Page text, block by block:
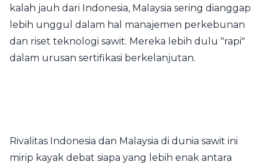
kalah jauh dari Indonesia, Malaysia sering dianggap
lebih unggul dalam hal manajemen perkebunan
dan riset teknologi sawit. Mereka lebih dulu "rapi"
dalam urusan sertifikasi berkelanjutan.
Rivalitas Indonesia dan Malaysia di dunia sawit ini
mirip kayak debat siapa yang lebih enak antara